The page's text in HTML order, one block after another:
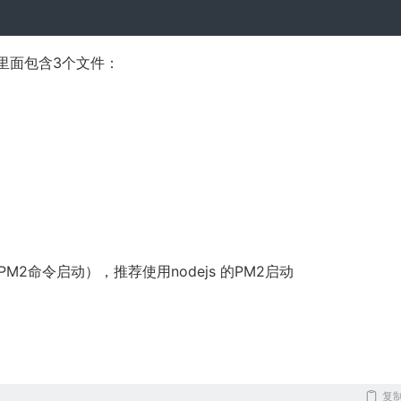
包含3个文件：
命令启动），推荐使用nodejs 的PM2启动
复